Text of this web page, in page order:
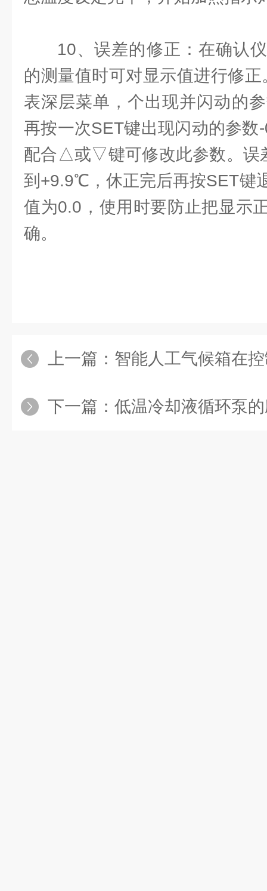
10、误差的修正：在确认
的测量值时可对显示值进行修
表深层菜单，个出现并闪动的
再按一次SET键出现闪动的参数
配合△或▽键可修改此参数。误
到+9.9℃，休正完后再按SET键
值为0.0，使用时要防止把显示
确。
上一篇： 智能人工气候箱在控
下一篇： 低温冷却液循环泵